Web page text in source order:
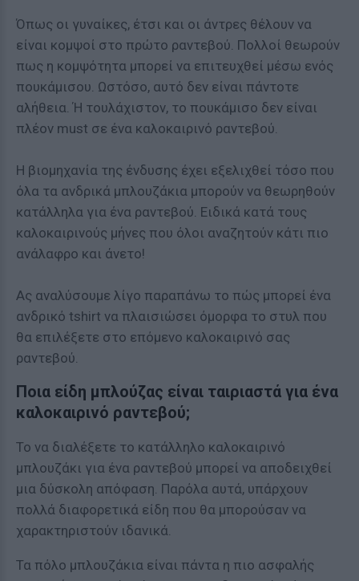
Όπως οι γυναίκες, έτσι και οι άντρες θέλουν να
είναι κομψοί στο πρώτο ραντεβού. Πολλοί θεωρούν
πως η κομψότητα μπορεί να επιτευχθεί μέσω ενός
πουκάμισου. Ωστόσο, αυτό δεν είναι πάντοτε
αλήθεια. Ή τουλάχιστον, το πουκάμισο δεν είναι
πλέον must σε ένα καλοκαιρινό ραντεβού.
Η βιομηχανία της ένδυσης έχει εξελιχθεί τόσο που
όλα τα ανδρικά μπλουζάκια μπορούν να θεωρηθούν
κατάλληλα για ένα ραντεβού. Ειδικά κατά τους
καλοκαιρινούς μήνες που όλοι αναζητούν κάτι πιο
ανάλαφρο και άνετο!
Ας αναλύσουμε λίγο παραπάνω το πώς μπορεί ένα
ανδρικό tshirt να πλαισιώσει όμορφα το στυλ που
θα επιλέξετε στο επόμενο καλοκαιρινό σας
ραντεβού.
Ποια είδη μπλούζας είναι ταιριαστά για ένα
καλοκαιρινό ραντεβού;
Το να διαλέξετε το κατάλληλο καλοκαιρινό
μπλουζάκι για ένα ραντεβού μπορεί να αποδειχθεί
μια δύσκολη απόφαση. Παρόλα αυτά, υπάρχουν
πολλά διαφορετικά είδη που θα μπορούσαν να
χαρακτηριστούν ιδανικά.
Τα πόλο μπλουζάκια είναι πάντα η πιο ασφαλής